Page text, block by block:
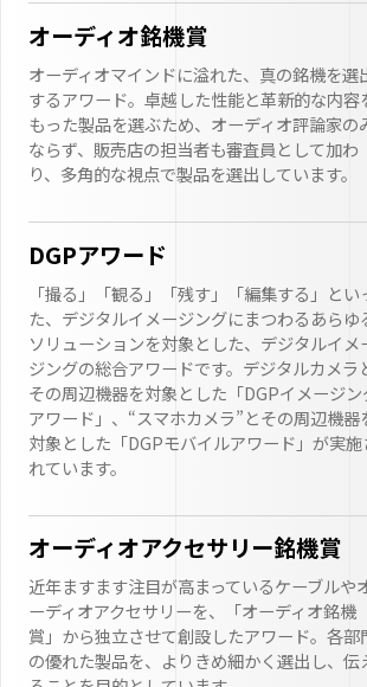
オーディオ銘機賞
オーディオマインドに溢れた、真の銘機を選
するアワード。卓越した性能と革新的な内容
もった製品を選ぶため、オーディオ評論家の
ならず、販売店の担当者も審査員として加わ
り、多角的な視点で製品を選出しています。
DGPアワード
「撮る」「観る」「残す」「編集する」とい
た、デジタルイメージングにまつわるあらゆ
ソリューションを対象とした、デジタルイメ
ジングの総合アワードです。デジタルカメラ
その周辺機器を対象とした「DGPイメージン
アワード」、“スマホカメラ”とその周辺機器
対象とした「DGPモバイルアワード」が実施
れています。
オーディオアクセサリー銘機賞
近年ますます注目が高まっているケーブルや
ーディオアクセサリーを、「オーディオ銘機
賞」から独立させて創設したアワード。各部
の優れた製品を、よりきめ細かく選出し、伝